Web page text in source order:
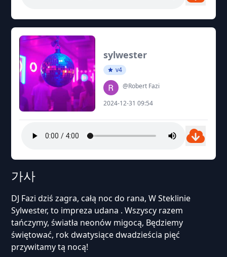
sylwester
v4
@Robert Fazi
2024-12-31 09:54
가사
DJ Fazi dziś zagra, całą noc do rana, W Steklinie
Sylwester, to impreza udana . Wszyscy razem
tańczymy, światła neonów migocą, Będziemy
świętować, rok dwatysiące dwadzieścia pięć
przywitamy tą nocą!